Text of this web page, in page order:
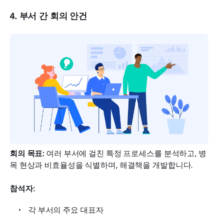
4. 부서 간 회의 안건
회의 목표: 여러 부서에 걸친 특정 프로세스를 분석하고, 병
목 현상과 비효율성을 식별하며, 해결책을 개발합니다.
참석자:
각 부서의 주요 대표자